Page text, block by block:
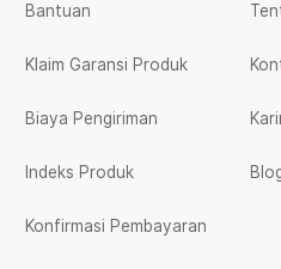
Bantuan
Klaim Garansi Produk
Biaya Pengiriman
Indeks Produk
Konfirmasi Pembayaran